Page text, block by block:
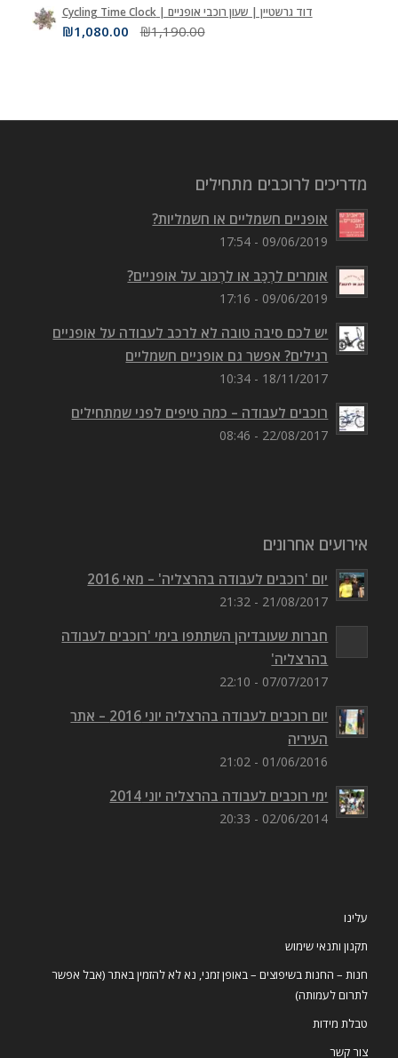
דוד גרשטיין | שעון רוכבי אופניים | Cycling Time Clock
₪1,190.00
₪1,080.00
מדריכים לרוכבים מתחילים
אופניים חשמליים או חשמליות?
09/06/2019 - 17:54
אומרים לִרְכַּב או לִרְכּוב על אופניים?
09/06/2019 - 17:16
יש לכם סיבה טובה לא לרכב לעבודה על אופניים
רגילים? אפשר גם אופניים חשמליים
18/11/2017 - 10:34
רוכבים לעבודה – כמה טיפים לפני שמתחילים
22/08/2017 - 08:46
אירועים אחרונים
יום 'רוכבים לעבודה בהרצליה' – מאי 2016
21/08/2017 - 21:32
חברות שעובדיהן השתתפו בימי 'רוכבים לעבודה
בהרצליה'
07/07/2017 - 22:10
יום רוכבים לעבודה בהרצליה יוני 2016 – אתר
העיריה
01/06/2016 - 21:02
ימי רוכבים לעבודה בהרצליה יוני 2014
02/06/2014 - 20:33
עלינו
תקנון ותנאי שימוש
חנות – החנות בשיפוצים – באופן זמני, נא לא להזמין באתר (אבל אפשר
לתרום לעמותה)
טבלת מידות
צור קשר